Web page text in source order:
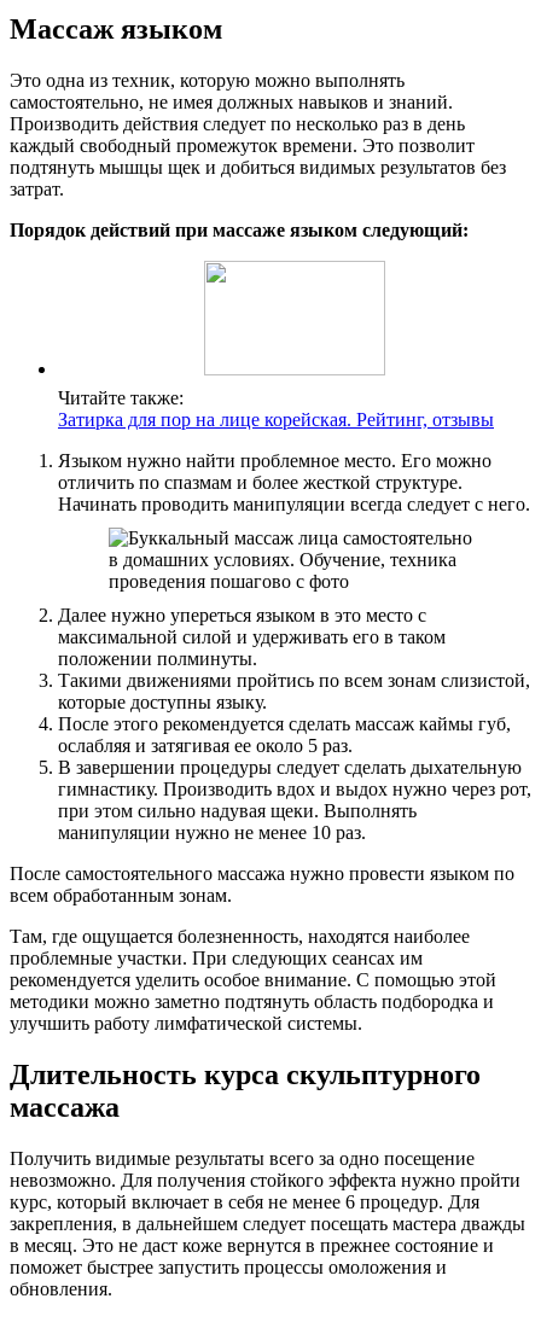
Массаж языком
Это одна из техник, которую можно выполнять
самостоятельно, не имея должных навыков и знаний.
Производить действия следует по несколько раз в день
каждый свободный промежуток времени. Это позволит
подтянуть мышцы щек и добиться видимых результатов без
затрат.
Порядок действий при массаже языком следующий:
Читайте также:
Затирка для пор на лице корейская. Рейтинг, отзывы
Языком нужно найти проблемное место. Его можно
отличить по спазмам и более жесткой структуре.
Начинать проводить манипуляции всегда следует с него.
Далее нужно упереться языком в это место с
максимальной силой и удерживать его в таком
положении полминуты.
Такими движениями пройтись по всем зонам слизистой,
которые доступны языку.
После этого рекомендуется сделать массаж каймы губ,
ослабляя и затягивая ее около 5 раз.
В завершении процедуры следует сделать дыхательную
гимнастику. Производить вдох и выдох нужно через рот,
при этом сильно надувая щеки. Выполнять
манипуляции нужно не менее 10 раз.
После самостоятельного массажа нужно провести языком по
всем обработанным зонам.
Там, где ощущается болезненность, находятся наиболее
проблемные участки. При следующих сеансах им
рекомендуется уделить особое внимание. С помощью этой
методики можно заметно подтянуть область подбородка и
улучшить работу лимфатической системы.
Длительность курса скульптурного
массажа
Получить видимые результаты всего за одно посещение
невозможно. Для получения стойкого эффекта нужно пройти
курс, который включает в себя не менее 6 процедур. Для
закрепления, в дальнейшем следует посещать мастера дважды
в месяц. Это не даст коже вернутся в прежнее состояние и
поможет быстрее запустить процессы омоложения и
обновления.